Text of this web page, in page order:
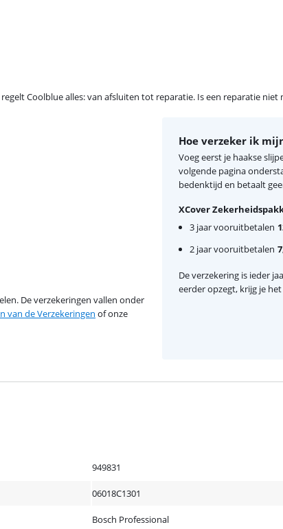
Coolblue alles: van afsluiten tot reparatie. Is een reparatie
De verzekeringen vallen onder
van de Verzekeringen of onze
Hoe verzeker ik
Voeg eerst je haakse
volgende pagina
bedenktijd en betaalt
XCover
3 jaar vooruitbetalen
2 jaar vooruitbetalen
De verzekering is ieder
eerder opzegt, krijg je
949831
06018C1301
Bosch Professional